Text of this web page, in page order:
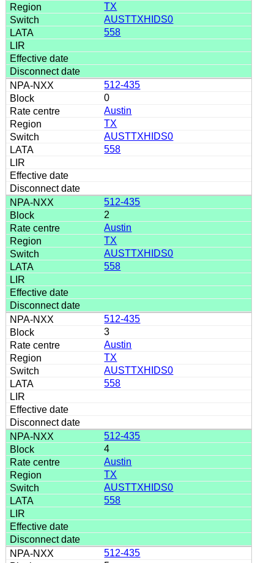
TX
AUSTTXHIDS0
558
512-435
0
Austin
TX
AUSTTXHIDS0
558
512-435
2
Austin
TX
AUSTTXHIDS0
558
512-435
3
Austin
TX
AUSTTXHIDS0
558
512-435
4
Austin
TX
AUSTTXHIDS0
558
512-435